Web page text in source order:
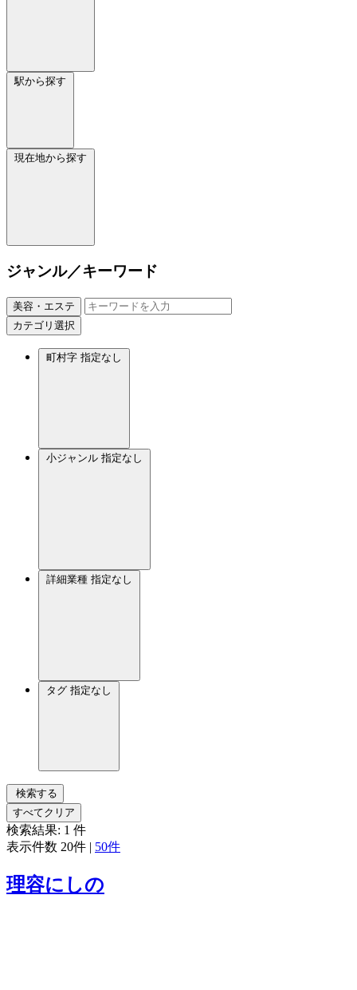
駅から探す
現在地から探す
ジャンル／キーワード
美容・エステ
カテゴリ選択
町村字 指定なし
小ジャンル 指定なし
詳細業種 指定なし
タグ 指定なし
検索する
すべてクリア
検索結果: 1 件
表示件数 20件 | 50件
理容にしの